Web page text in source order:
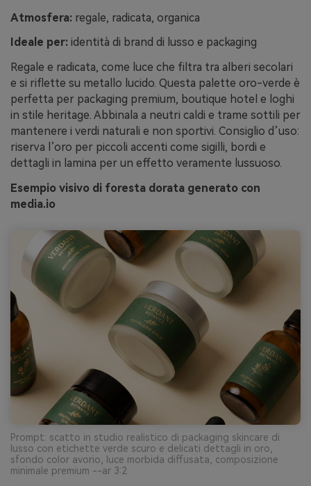
Atmosfera: regale, radicata, organica
Ideale per: identità di brand di lusso e packaging
Regale e radicata, come luce che filtra tra alberi secolari
e si riflette su metallo lucido. Questa palette oro-verde è
perfetta per packaging premium, boutique hotel e loghi
in stile heritage. Abbinala a neutri caldi e trame sottili per
mantenere i verdi naturali e non sportivi. Consiglio d’uso:
riserva l’oro per piccoli accenti come sigilli, bordi e
dettagli in lamina per un effetto veramente lussuoso.
Esempio visivo di foresta dorata generato con
media.io
Prompt: scatto in studio realistico di packaging skincare di
lusso con etichette verde scuro e delicati dettagli in oro,
sfondo color avorio, luce morbida diffusata, composizione
minimale premium --ar 3:2